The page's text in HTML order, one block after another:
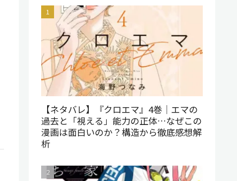
【ネタバレ】『クロエマ』4巻｜エマの
過去と「視える」能力の正体…なぜこの
漫画は面白いのか？構造から徹底感想解
析